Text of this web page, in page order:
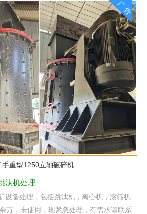
手重型1250立轴破碎机
汰机处理
设备处理，包括跳汰机，离心机，滚筛机
万，未使用，现紧急处理，有需求请联系